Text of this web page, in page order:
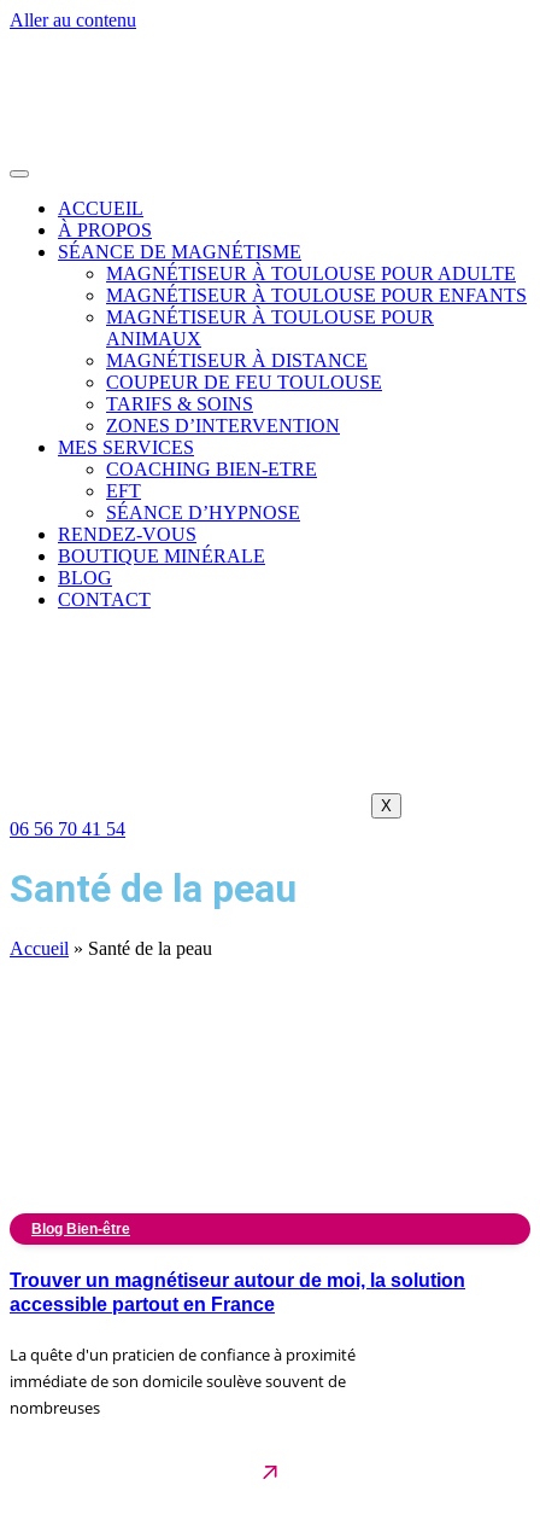
Aller au contenu
ACCUEIL
À PROPOS
SÉANCE DE MAGNÉTISME
MAGNÉTISEUR À TOULOUSE POUR ADULTE
MAGNÉTISEUR À TOULOUSE POUR ENFANTS
MAGNÉTISEUR À TOULOUSE POUR
ANIMAUX
MAGNÉTISEUR À DISTANCE
COUPEUR DE FEU TOULOUSE
TARIFS & SOINS
ZONES D’INTERVENTION
MES SERVICES
COACHING BIEN-ETRE
EFT
SÉANCE D’HYPNOSE
RENDEZ-VOUS
BOUTIQUE MINÉRALE
BLOG
CONTACT
X
06 56 70 41 54
Santé de la peau
Accueil » Santé de la peau
Blog Bien-être
Trouver un magnétiseur autour de moi, la solution
accessible partout en France
La quête d'un praticien de confiance à proximité
immédiate de son domicile soulève souvent de
nombreuses